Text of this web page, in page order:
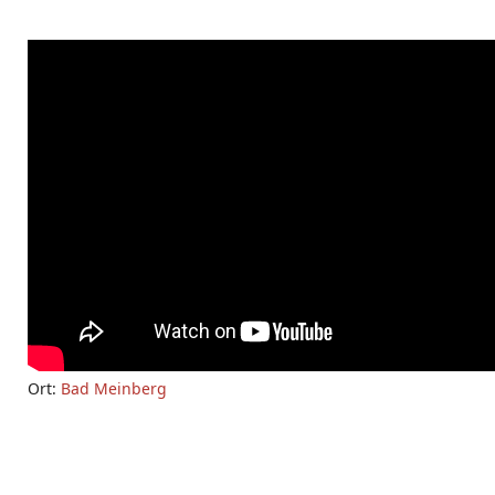
Ort: Bad Meinberg